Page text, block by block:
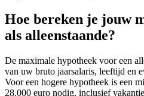
Hoe bereken je jouw
als alleenstaande?
De maximale hypotheek voor een
van uw bruto jaarsalaris, leeftijd en
Voor een hogere hypotheek is een
28.000 euro nodig, inclusief